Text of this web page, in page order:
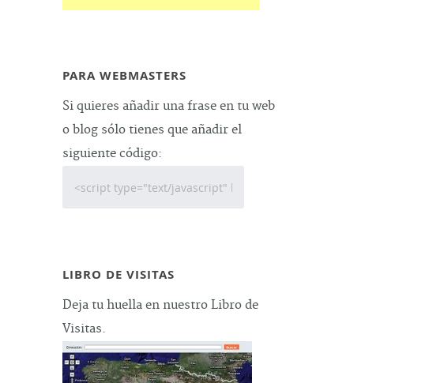
PARA WEBMASTERS
Si quieres añadir una frase en tu web
o blog sólo tienes que añadir el
siguiente código:
LIBRO DE VISITAS
Deja tu huella en nuestro Libro de
Visitas.